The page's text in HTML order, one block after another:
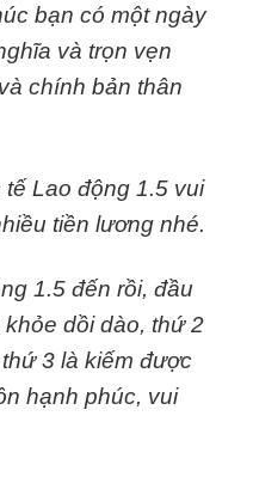
bạn có một ngày
và trọn vẹn
chính bản thân
Lao động 1.5 vui
tiền lương nhé.
1.5 đến rồi, đầu
dồi dào, thứ 2
3 là kiếm được
hạnh phúc, vui